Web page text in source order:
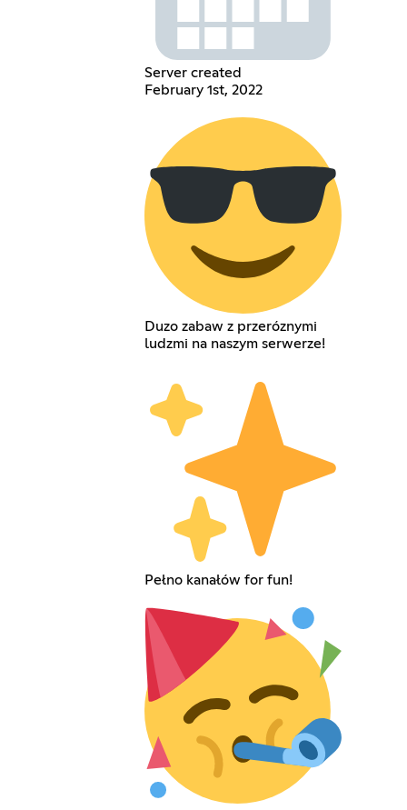
Server created
February 1st, 2022
Duzo zabaw z przeróznymi
ludzmi na naszym serwerze!
Pełno kanałów for fun!